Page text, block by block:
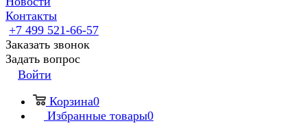
Контакты
+7 499 521-66-57
Заказать звонок
Задать вопрос
Войти
Корзина0
Избранные товары0